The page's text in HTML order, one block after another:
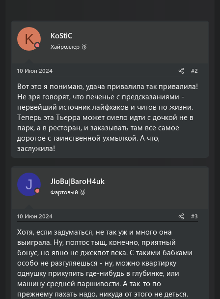
K KoStiC
Хайроллер 🥉
10 Июн 2024 #2
Вот это я понимаю, удача привалила так привалила!
Не зря говорят, что печенье с предсказаниями -
первейший источник лайфхаков и читов по жизни.
Теперь эта Тьерра может смело идти с дочкой не в
парк, а в ресторан, и заказывать там все самое
дорогое с таинственной ухмылкой. А что,
заслужила!
J JIoBu|BaroH4uk
Фартовый 🥈
10 Июн 2024 #3
Хотя, если задуматься, не так уж и много она
выиграла. Ну, полтос тыщ, конечно, приятный
бонус, но явно не джекпот века. С такими бабками
особо не разгуляешься - ну, можно квартирку
однушку прикупить где-нибудь в глубинке, или
машину средней паршивости. А так-то по-
прежнему пахать надо, никуда от этого не деться.